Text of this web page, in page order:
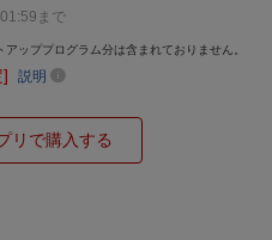
まで
ッププログラム分は含まれておりません。
] 説明
リで購入する